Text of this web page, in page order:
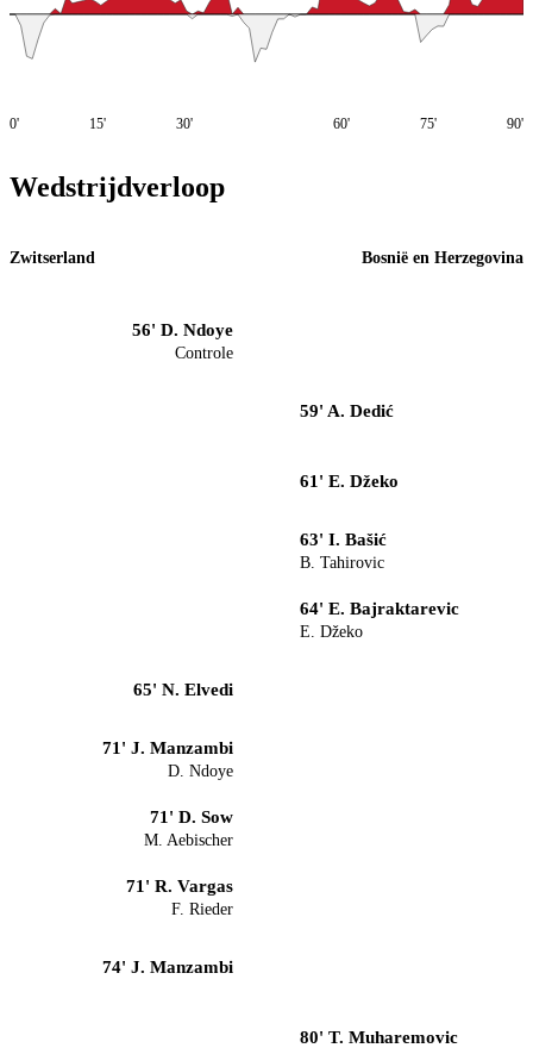
0' 15' 30' 60' 75' 90'
Wedstrijdverloop
Zwitserland Bosnië en Herzegovina
56' D. Ndoye
Controle
59' A. Dedić
61' E. Džeko
63' I. Bašić
B. Tahirovic
64' E. Bajraktarevic
E. Džeko
65' N. Elvedi
71' J. Manzambi
D. Ndoye
71' D. Sow
M. Aebischer
71' R. Vargas
F. Rieder
74' J. Manzambi
80' T. Muharemovic